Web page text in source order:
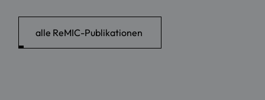
alle ReMIC-Publikationen